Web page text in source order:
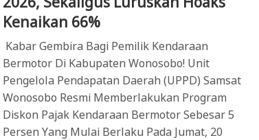
Kenaikan 66%
Kabar Gembira Bagi Pemilik Kendaraan
Bermotor Di Kabupaten Wonosobo! Unit
Pengelola Pendapatan Daerah (UPPD) Samsat
Wonosobo Resmi Memberlakukan Program
Diskon Pajak Kendaraan Bermotor Sebesar 5
Persen Yang Mulai Berlaku Pada Jumat, 20